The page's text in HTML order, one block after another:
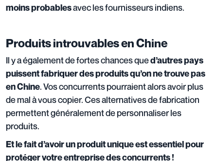
moins probablesavec les fournisseurs indiens.
Produits introuvables en Chine
Il y a également de fortes chances qued’autres pays
puissent fabriquer des produits qu’on ne trouve pas
en Chine. Vos concurrents pourraient alors avoir plus
de mal à vous copier. Ces alternatives de fabrication
permettent généralement de personnaliser les
produits.
Et le fait d’avoir un produit unique est essentiel pour
protéger votre entreprise des concurrents !